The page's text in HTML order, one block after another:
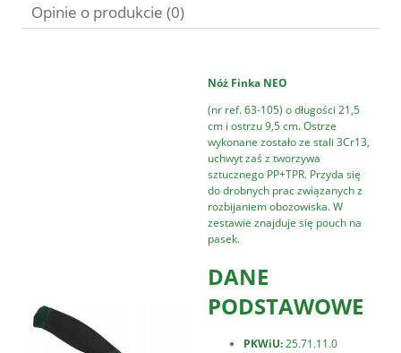
Opinie o produkcie (0)
Nóż Finka NEO
(nr ref. 63-105) o długości 21,5
cm i ostrzu 9,5 cm. Ostrze
wykonane zostało ze stali 3Cr13,
uchwyt zaś z tworzywa
sztucznego PP+TPR. Przyda się
do drobnych prac związanych z
rozbijaniem obozowiska. W
zestawie znajduje się pouch na
pasek.
DANE
PODSTAWOWE
PKWiU:25.71.11.0